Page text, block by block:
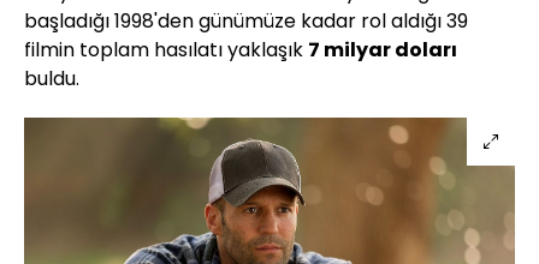
başladığı 1998'den günümüze kadar rol aldığı 39
filmin toplam hasılatı yaklaşık 7 milyar doları
buldu.